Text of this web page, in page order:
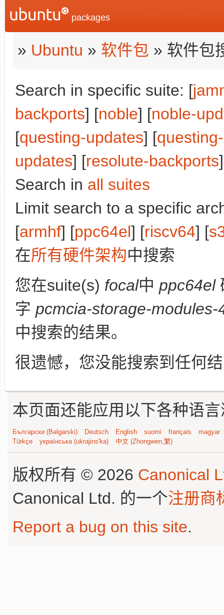
packages
» Ubuntu » 软件包 » 软件包
Search in specific suite: [
backports] [noble] [noble-
[questing-updates] [
updates] [resolute-backports
Search in all suites
Limit search to a specific
[armhf] [ppc64el] [riscv64] [
在所有硬件架构中搜索
您在suite(s) focal中 ppc64el
字 pcmcia-storage-
中搜索的结果。
很遗憾，您没能搜索到任何
本页面还能应用以下各种语
Български (Bəlgarski) Deutsch English suomi français
magyar
Türkçe
українська (ukrajins'ka) 中文 (Zhongwen,繁)
版权所有 © 2026 Canonical
Canonical Ltd. 的一个注册商
Report a bug on this site.